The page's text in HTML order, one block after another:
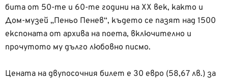
бита от 50-те и 60-те години на XX век, както и
Дом-музей „Пеньо Пенев“, където се пазят над 1500
експоната от архива на поета, включително и
прочутото му дълго любовно писмо.
Цената на двупосочния билет е 30 евро (58,67 лв.) за